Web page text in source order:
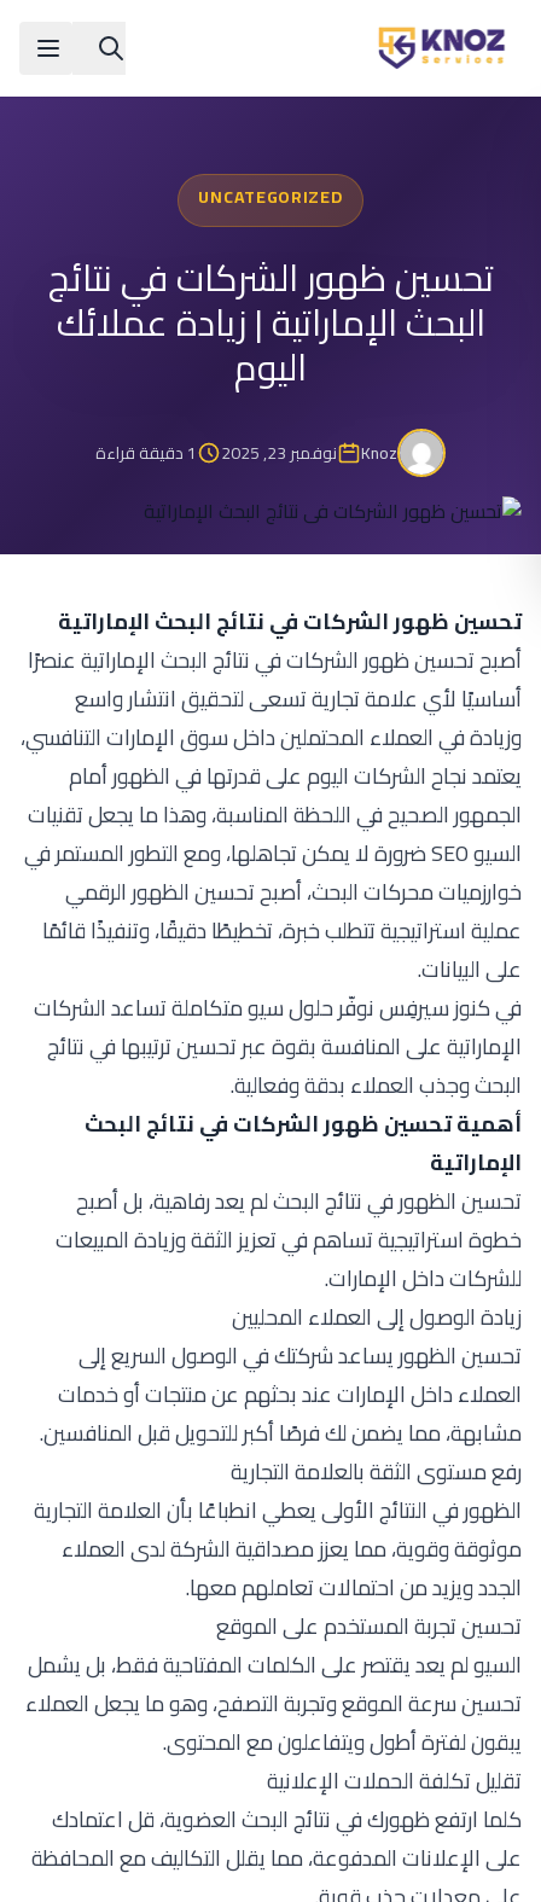
UNCATEGORIZED
تحسين ظهور الشركات في نتائج
البحث الإماراتية | زيادة عملائك
اليوم
Knoz نوفمبر 23, 2025 1 دقيقة قراءة
تحسين ظهور الشركات في نتائج البحث الإماراتية
أصبح تحسين ظهور الشركات في نتائج البحث الإماراتية عنصرًا
أساسيًا لأي علامة تجارية تسعى لتحقيق انتشار واسع
وزيادة في العملاء المحتملين داخل سوق الإمارات التنافسي،
يعتمد نجاح الشركات اليوم على قدرتها في الظهور أمام
الجمهور الصحيح في اللحظة المناسبة، وهذا ما يجعل تقنيات
السيو SEO ضرورة لا يمكن تجاهلها، ومع التطور المستمر في
خوارزميات محركات البحث، أصبح تحسين الظهور الرقمي
عملية استراتيجية تتطلب خبرة، تخطيطًا دقيقًا، وتنفيذًا قائمًا
على البيانات.
فيكنوز سيرفِسنوفّر حلول سيو متكاملة تساعد الشركات
الإماراتية على المنافسة بقوة عبر تحسين ترتيبها في نتائج
البحث وجذب العملاء بدقة وفعالية.
أهمية تحسين ظهور الشركات في نتائج البحث
الإماراتية
تحسين الظهور في نتائج البحث لم يعد رفاهية، بل أصبح
خطوة استراتيجية تساهم في تعزيز الثقة وزيادة المبيعات
للشركات داخل الإمارات.
زيادة الوصول إلى العملاء المحليين
تحسين الظهور يساعد شركتك في الوصول السريع إلى
العملاء داخل الإمارات عند بحثهم عن منتجات أو خدمات
مشابهة، مما يضمن لك فرصًا أكبر للتحويل قبل المنافسين.
رفع مستوى الثقة بالعلامة التجارية
الظهور في النتائج الأولى يعطي انطباعًا بأن العلامة التجارية
موثوقة وقوية، مما يعزز مصداقية الشركة لدى العملاء
الجدد ويزيد من احتمالات تعاملهم معها.
تحسين تجربة المستخدم على الموقع
السيو لم يعد يقتصر على الكلمات المفتاحية فقط، بل يشمل
تحسين سرعة الموقع وتجربة التصفح، وهو ما يجعل العملاء
يبقون لفترة أطول ويتفاعلون مع المحتوى.
تقليل تكلفة الحملات الإعلانية
كلما ارتفع ظهورك في نتائج البحث العضوية، قل اعتمادك
على الإعلانات المدفوعة، مما يقلل التكاليف مع المحافظة